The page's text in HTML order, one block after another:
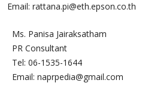
Email: rattana.pi@eth.epson.co.th
Ms. Panisa Jairaksatham
PR Consultant
Tel: 06-1535-1644
Email: naprpedia@gmail.com